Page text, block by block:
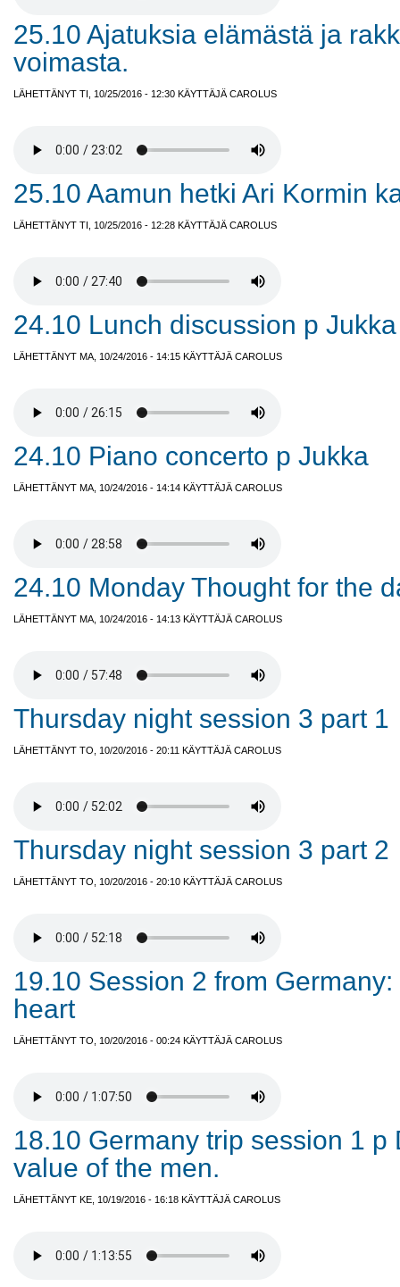
25.10 Ajatuksia elämästä ja
voimasta.
LÄHETTÄNYT TI, 10/25/2016 - 12:30 KÄYTTÄJÄ CAROLUS
25.10 Aamun hetki Ari Kormin
LÄHETTÄNYT TI, 10/25/2016 - 12:28 KÄYTTÄJÄ CAROLUS
24.10 Lunch discussion p Jukka
LÄHETTÄNYT MA, 10/24/2016 - 14:15 KÄYTTÄJÄ CAROLUS
24.10 Piano concerto p Jukka
LÄHETTÄNYT MA, 10/24/2016 - 14:14 KÄYTTÄJÄ CAROLUS
24.10 Monday Thought for the
LÄHETTÄNYT MA, 10/24/2016 - 14:13 KÄYTTÄJÄ CAROLUS
Thursday night session 3 part 1
LÄHETTÄNYT TO, 10/20/2016 - 20:11 KÄYTTÄJÄ CAROLUS
Thursday night session 3 part 2
LÄHETTÄNYT TO, 10/20/2016 - 20:10 KÄYTTÄJÄ CAROLUS
19.10 Session 2 from
heart
LÄHETTÄNYT TO, 10/20/2016 - 00:24 KÄYTTÄJÄ CAROLUS
18.10 Germany trip session 1 p
value of the men.
LÄHETTÄNYT KE, 10/19/2016 - 16:18 KÄYTTÄJÄ CAROLUS